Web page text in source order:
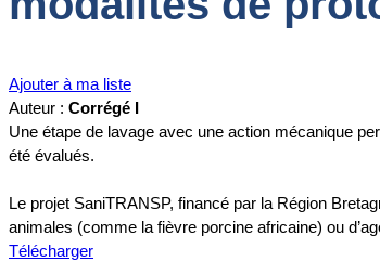
Ajouter à ma liste
Auteur : Corrégé I
Une étape de lavage avec une action mécanique
été évalués.
Le projet SaniTRANSP, financé par la Région
animales (comme la fièvre porcine africaine) ou
Télécharger